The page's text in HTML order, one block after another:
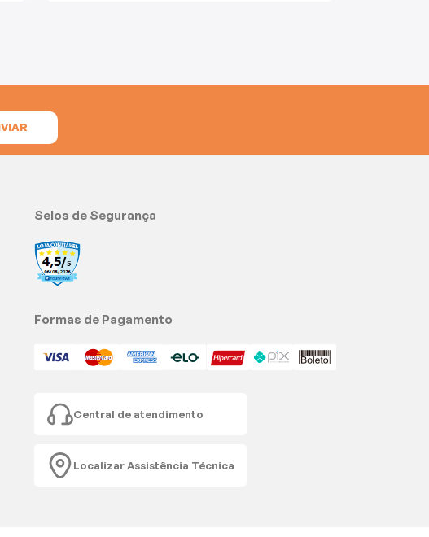
Selos de Segurança
Formas de Pagamento
Central de atendimento
Localizar Assistência Técnica